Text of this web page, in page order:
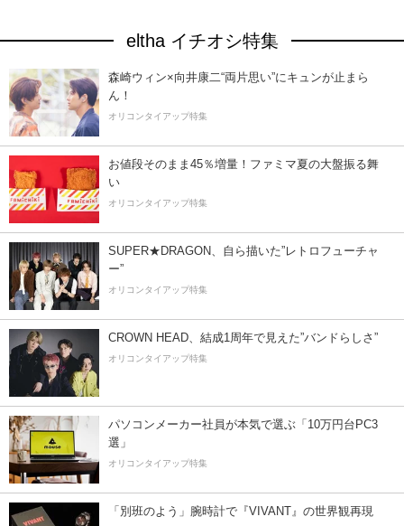
eltha イチオシ特集
森崎ウィン×向井康二“両片思い”にキュンが止まら
ん！
オリコンタイアップ特集
お値段そのまま45％増量！ファミマ夏の大盤振る舞
い
オリコンタイアップ特集
SUPER★DRAGON、自ら描いた”レトロフューチャ
ー”
オリコンタイアップ特集
CROWN HEAD、結成1周年で見えた”バンドらしさ”
オリコンタイアップ特集
パソコンメーカー社員が本気で選ぶ「10万円台PC3
選」
オリコンタイアップ特集
「別班のよう」腕時計で『VIVANT』の世界観再現